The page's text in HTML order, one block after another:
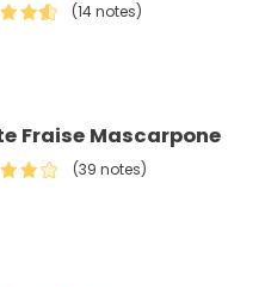
(14 notes)
Fraise Mascarpone
(39 notes)